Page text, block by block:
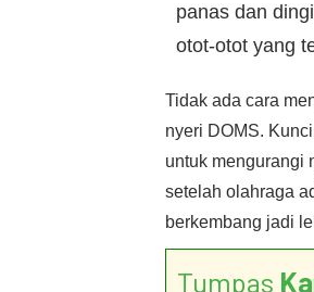
panas dan
otot-otot yang
Tidak ada cara
nyeri DOMS.
untuk mengurangi
setelah olahraga
berkembang jadi
Tumpas